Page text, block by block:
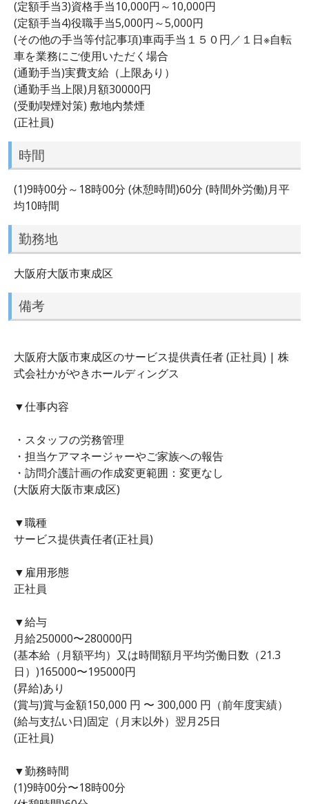
(定額手当3)資格手当10,000円～10,000円
(定額手当4)役職手当5,000円～5,000円
(その他の手当等付記事項)車両手当１５０円／１日※自転
車を業務にご使用いただく場合
(通勤手当)実費支給（上限あり）
(通勤手当上限)月額30000円
(受動喫煙対策) 敷地内禁煙
(正社員)
時間
(1)9時00分～18時00分 (休憩時間)60分 (時間外労働)月平
均10時間
勤務地
大阪府大阪市東成区
備考
大阪府大阪市東成区のサービス提供責任者 (正社員) | 株
式会社かがやきホールディングス
▼仕事内容
・スタッフの労務管理
・担当ケアマネージャーやご家族への報告
・訪問介護計画の作成変更範囲：変更なし
(大阪府大阪市東成区)
▼職種
サービス提供責任者(正社員)
▼雇用形態
正社員
▼給与
月給250000〜280000円
(基本給（月額平均）又は時間額月平均労働日数（21.3
日）)165000〜195000円
(昇給)あり
(賞与)賞与金額150,000 円 〜 300,000 円（前年度実績）
(給与支払い日)固定（月末以外）翌月25日
(正社員)
▼勤務時間
(1)9時00分〜18時00分